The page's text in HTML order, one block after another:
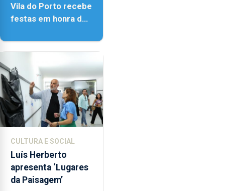
Vila do Porto recebe
festas em honra de
Assunção
CULTURA E SOCIAL
Luís Herberto
apresenta ‘Lugares
da Paisagem’